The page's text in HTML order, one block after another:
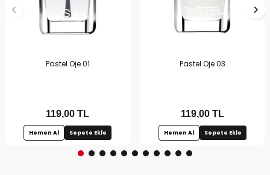
Pastel Oje 01
119,00 TL
Hemen Al Sepete Ekle
Pastel Oje 03
119,00TL
Hemen Al Sepete Ekle